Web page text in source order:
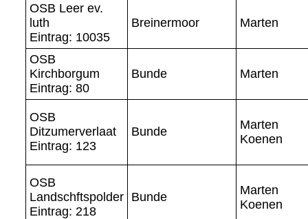
OSB Leer ev.
luth
Eintrag: 10035
Breinermoor Marten
OSB
Kirchborgum
Eintrag: 80
Bunde Marten
OSB
Ditzumerverlaat
Eintrag: 123
Bunde
Marten
Koenen
OSB
Landschftspolder
Eintrag: 218
Bunde
Marten
Koenen